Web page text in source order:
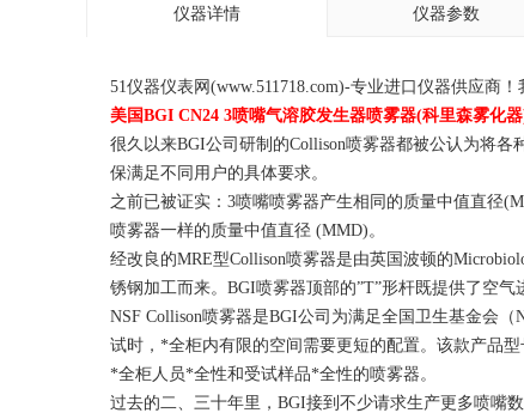
仪器详情 仪器参数
51仪器仪表网(www.511718.com)-专业进口仪器供应商
美国BGI CN24 3喷嘴气溶胶发生器喷雾器(科里森雾化器
很久以来BGI公司研制的Collison喷雾器都被公认为将
保满足不同用户的具体要求。
之前已被证实：3喷嘴喷雾器产生相同的质量中值直径
喷雾器一样的质量中值直径 (MMD)。
经改良的MRE型Collison喷雾器是由英国波顿的
锈钢加工而来。BGI喷雾器顶部的”T”形杆既提供了空
NSF Collison喷雾器是BGI公司为满足全国卫生基金会（
试时，*全柜内有限的空间需要更短的配置。该款产品
*全柜人员*全性和受试样品*全性的喷雾器。
过去的二、三十年里，BGI接到不少请求生产更多喷嘴